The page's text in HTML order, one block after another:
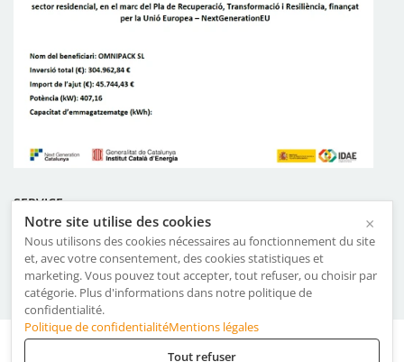
SERVICE
Certificats
Termes et conditions d’utilisation
Politique du système de gestion
Politique de Confidentialité
Notre site utilise des cookies ×
Nous utilisons des cookies nécessaires au fonctionnement du site
et, avec votre consentement, des cookies statistiques et
marketing. Vous pouvez tout accepter, tout refuser, ou choisir par
catégorie. Plus d'informations dans notre politique de
confidentialité.
Politique de confidentialitéMentions légales
Tout refuser